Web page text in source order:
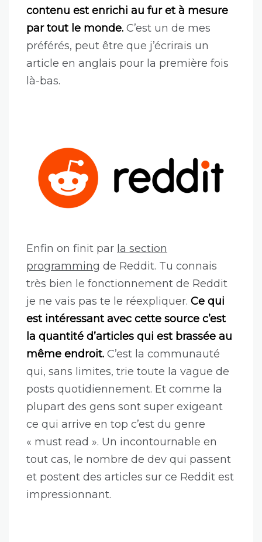
contenu est enrichi au fur et à mesure
par tout le monde. C’est un de mes
préférés, peut être que j’écrirais un
article en anglais pour la première fois
là-bas.
Enfin on finit par la section
programming de Reddit. Tu connais
très bien le fonctionnement de Reddit
je ne vais pas te le réexpliquer. Ce qui
est intéressant avec cette source c’est
la quantité d’articles qui est brassée au
même endroit. C’est la communauté
qui, sans limites, trie toute la vague de
posts quotidiennement. Et comme la
plupart des gens sont super exigeant
ce qui arrive en top c’est du genre
« must read ». Un incontournable en
tout cas, le nombre de dev qui passent
et postent des articles sur ce Reddit est
impressionnant.